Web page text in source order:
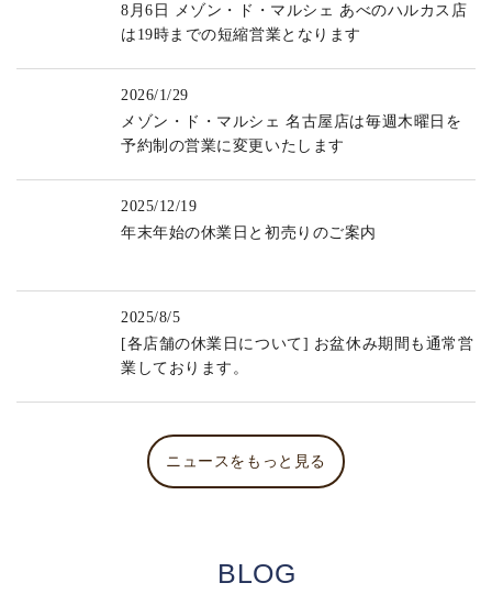
8月6日 メゾン・ド・マルシェ あべのハルカス店
は19時までの短縮営業となります
2026/1/29
メゾン・ド・マルシェ 名古屋店は毎週木曜日を
予約制の営業に変更いたします
2025/12/19
年末年始の休業日と初売りのご案内
2025/8/5
[各店舗の休業日について] お盆休み期間も通常営
業しております。
ニュースをもっと見る
BLOG